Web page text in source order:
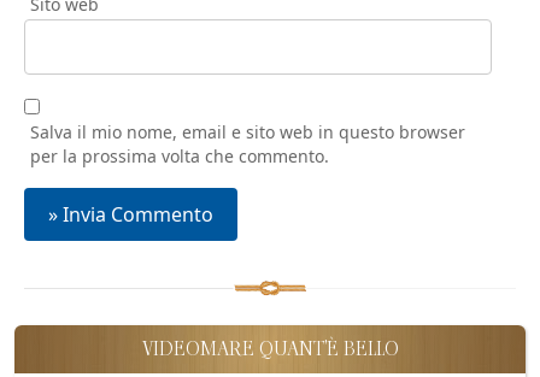
Salva il mio nome, email e sito web in questo browser
per la prossima volta che commento.
VIDEOMARE QUANT'È BELLO